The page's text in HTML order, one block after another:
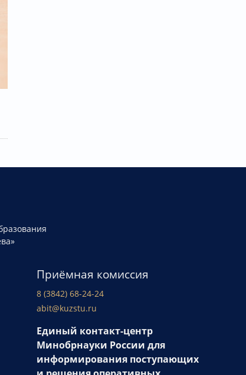
Приёмная комиссия
8 (3842) 68-24-24
abit@kuzstu.ru
Единый контакт-центр
Минобрнауки России для
информирования поступающих